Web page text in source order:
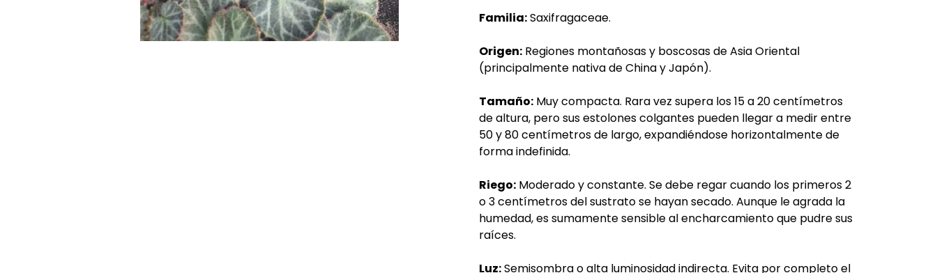
Familia:Saxifragaceae.
Origen: Regiones montañosas y boscosas de Asia Oriental
(principalmente nativa de China y Japón).
Tamaño: Muy compacta. Rara vez supera los 15 a 20 centímetros
de altura, pero sus estolones colgantes pueden llegar a medir entre
50 y 80 centímetros de largo, expandiéndose horizontalmente de
forma indefinida.
Riego: Moderado y constante. Se debe regar cuando los primeros 2
o 3 centímetros del sustrato se hayan secado. Aunque le agrada la
humedad, es sumamente sensible al encharcamiento que pudre sus
raíces.
Luz:Semisombra o alta luminosidad indirecta. Evita por completo el